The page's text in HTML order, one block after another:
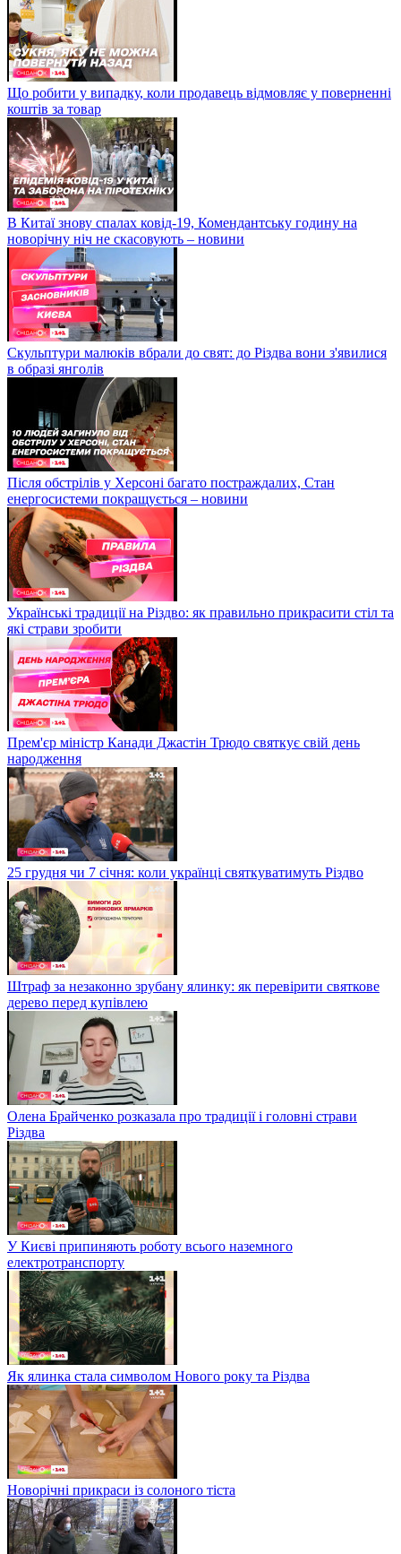
Що робити у випадку, коли продавець відмовляє у поверненні
коштів за товар
В Китаї знову спалах ковід-19, Комендантську годину на
новорічну ніч не скасовують – новини
Скульптури малюків вбрали до свят: до Різдва вони з'явилися
в образі янголів
Після обстрілів у Херсоні багато постраждалих, Стан
енергосистеми покращується – новини
Українські традиції на Різдво: як правильно прикрасити стіл та
які страви зробити
Прем'єр міністр Канади Джастін Трюдо святкує свій день
народження
25 грудня чи 7 січня: коли українці святкуватимуть Різдво
Штраф за незаконно зрубану ялинку: як перевірити святкове
дерево перед купівлею
Олена Брайченко розказала про традиції і головні страви
Різдва
У Києві припиняють роботу всього наземного
електротранспорту
Як ялинка стала символом Нового року та Різдва
Новорічні прикраси із солоного тіста